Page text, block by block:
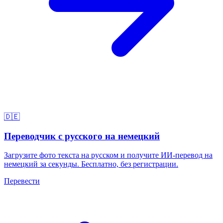
🇩🇪
Переводчик с русского на немецкий
Загрузите фото текста на русском и получите ИИ-перевод на
немецкий за секунды. Бесплатно, без регистрации.
Перевести